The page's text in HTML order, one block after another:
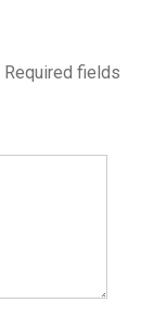
Required fields